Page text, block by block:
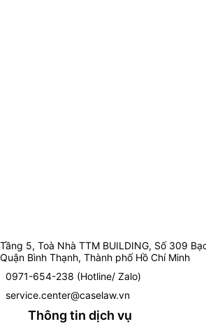
Tầng 5, Toà Nhà TTM BUILDING, Số 309
Quận Bình Thạnh, Thành phố Hồ Chí Minh
0971-654-238 (Hotline/ Zalo)
service.center@caselaw.vn
Thông tin dịch vụ